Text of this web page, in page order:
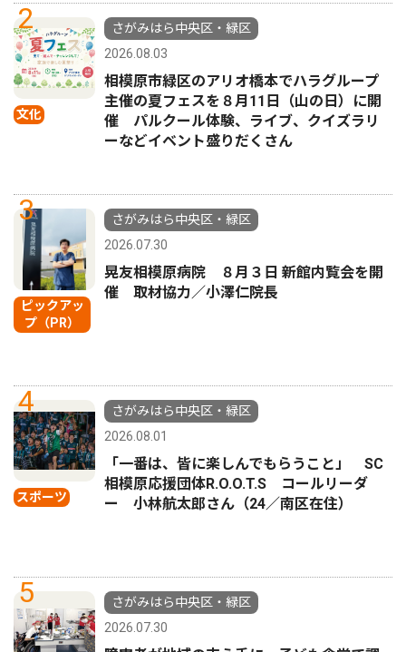
2
文化
さがみはら中央区・緑区
2026.08.03
相模原市緑区のアリオ橋本でハラグループ
主催の夏フェスを８月11日（山の日）に開
催 パルクール体験、ライブ、クイズラリ
ーなどイベント盛りだくさん
3
ピックアッ
プ（PR）
さがみはら中央区・緑区
2026.07.30
晃友相模原病院 ８月３日 新館内覧会を開
催 取材協力／小澤仁院長
4
スポーツ
さがみはら中央区・緑区
2026.08.01
「一番は、皆に楽しんでもらうこと」 SC
相模原応援団体R.O.O.T.S コールリーダ
ー 小林航太郎さん（24／南区在住）
5
さがみはら中央区・緑区
2026.07.30